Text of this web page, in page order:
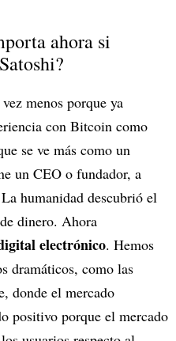
ahora si
menos porque ya
con Bitcoin como
se ve más como un
un CEO o fundador, a
humanidad descubrió el
dinero. Ahora
electrónico. Hemos
dramáticos, como las
donde el mercado
positivo porque el mercado